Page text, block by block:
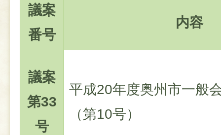
議案
番号
内容
議案
第33
号
平成20年度奥州市一般
（第10号）